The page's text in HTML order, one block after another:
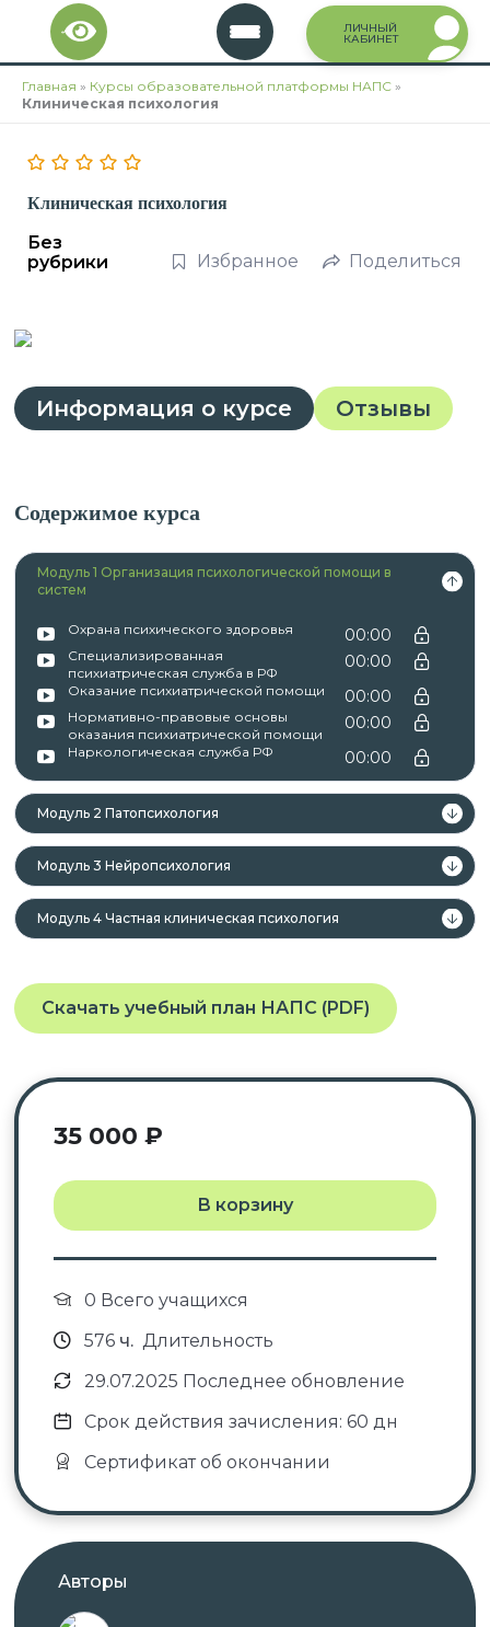
Перейти
содержимому
ЛИЧНЫЙ
КАБИНЕТ
Главная » Курсы образовательной платформы НАПС »
Клиническая психология
Клиническая психология
Без
рубрики
Избранное Поделиться
Информация о курсе Отзывы
Содержимое курса
Модуль 1 Организация психологической помощи в
систем
Охрана психического здоровья 00:00
Специализированная
психиатрическая служба в РФ
00:00
Оказание психиатрической помощи 00:00
Нормативно-правовые основы
оказания психиатрической помощи
00:00
Наркологическая служба РФ 00:00
Модуль 2 Патопсихология
Модуль 3 Нейропсихология
Модуль 4 Частная клиническая психология
Скачать учебный план НАПС (PDF)
35 000 ₽
В корзину
0 Всего учащихся
576ч. Длительность
29.07.2025 Последнее обновление
Срок действия зачисления: 60 дн
Сертификат об окончании
Авторы